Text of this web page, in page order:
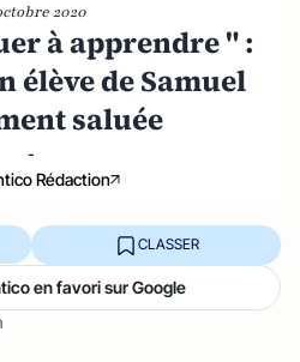
2020
à apprendre " :
élève de Samuel
saluée
-
Rédaction
CLASSER
en favori sur Google